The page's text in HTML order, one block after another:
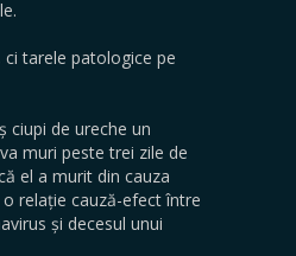
ci tarele patologice pe
ciupi de ureche un
muri peste trei zile de
el a murit din cauza
relație cauză-efect între
și decesul unui